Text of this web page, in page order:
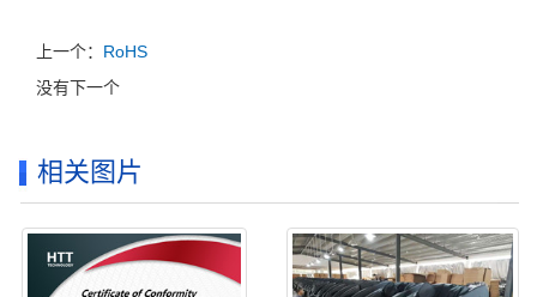
上一个： RoHS
没有下一个
相关图片